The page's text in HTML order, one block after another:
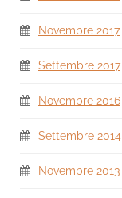
Novembre 2017
Settembre 2017
Novembre 2016
Settembre 2014
Novembre 2013